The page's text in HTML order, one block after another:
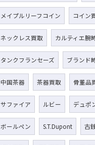
メイプルリーフコイン コイン
ネックレス買取 カルティエ腕
タンクフランセーズ ブランド
中国茶器 茶器買取 骨董品
サファイア ルビー デュポ
ボールペン S.T.Dupont 古